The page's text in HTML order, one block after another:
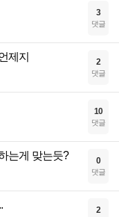
3
댓글
제지 2
댓글
10
댓글
는게 맞는듯? 0
댓글
2